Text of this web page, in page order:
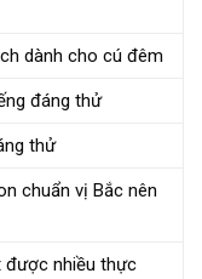
dành cho cú đêm
đáng thử
thử
chuẩn vị Bắc nên
được nhiều thực